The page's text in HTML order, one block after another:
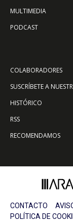
MULTIMEDIA
PODCAST
COLABORADORES
SUSCRÍBETE A
HISTÓRICO
RSS
RECOMENDAMOS
CONTACTO
POLÍTICA DE